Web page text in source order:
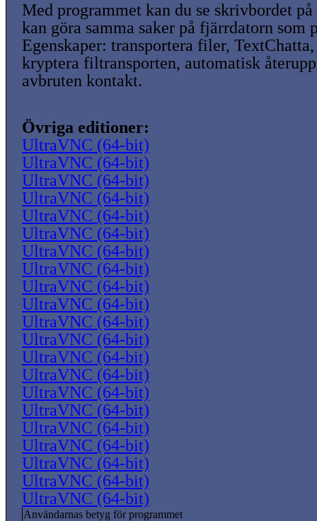
Med programmet kan du se skrivbordet på
kan göra samma saker på fjärrdatorn som
Egenskaper: transportera filer,
kryptera filtransporten, automatisk
avbruten kontakt.
Övriga editioner:
UltraVNC (64-bit)
UltraVNC (64-bit)
UltraVNC (64-bit)
UltraVNC (64-bit)
UltraVNC (64-bit)
UltraVNC (64-bit)
UltraVNC (64-bit)
UltraVNC (64-bit)
UltraVNC (64-bit)
UltraVNC (64-bit)
UltraVNC (64-bit)
UltraVNC (64-bit)
UltraVNC (64-bit)
UltraVNC (64-bit)
UltraVNC (64-bit)
UltraVNC (64-bit)
UltraVNC (64-bit)
UltraVNC (64-bit)
UltraVNC (64-bit)
UltraVNC (64-bit)
UltraVNC (64-bit)
Användarnas betyg för programmet